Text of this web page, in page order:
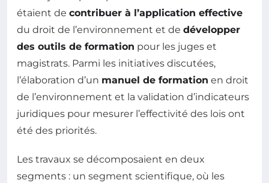
étaient de contribuer à l’application effective
du droit de l’environnement et de développer
des outils de formation pour les juges et
magistrats. Parmi les initiatives discutées,
l’élaboration d’un manuel de formation en droit
de l’environnement et la validation d’indicateurs
juridiques pour mesurer l’effectivité des lois ont
été des priorités.
Les travaux se décomposaient en deux
segments : un segment scientifique, où les